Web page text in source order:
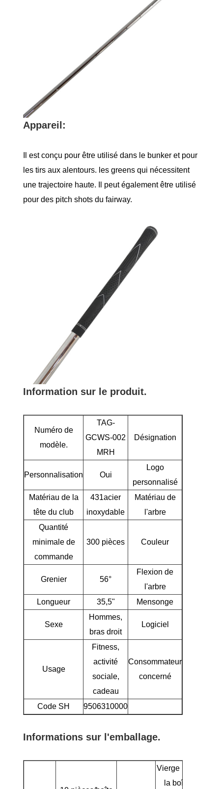
Appareil:
Il est conçu pour être utilisé dans le bunker et pour
les tirs aux alentours. les greens qui nécessitent
une trajectoire haute. Il peut également être utilisé
pour des pitch shots du fairway.
Information sur le produit.
Numéro de
modèle.
TAG-
GCWS-002
MRH
Désignation
Personnalisation Oui
Logo
personnalisé
Matériau de la
tête du club
431acier
inoxydable
Matériau de
l'arbre
Quantité
minimale de
commande
300 pièces Couleur
Grenier 56°
Flexion de
l'arbre
Longueur
35,5" Mensonge
Sexe
Hommes,
bras droit
Logiciel
Usage
Fitness,
activité
sociale,
cadeau
Consommateur
concerné
Code SH 9506310000
Informations sur l'emballage.
Vierge pour
la boîte